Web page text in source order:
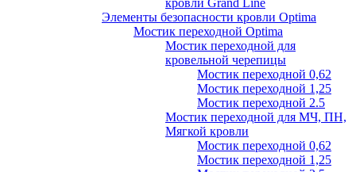
кровли Grand Line
Элементы безопасности кровли Optima
Мостик переходной Optima
Мостик переходной для
кровельной черепицы
Мостик переходной 0,62
Мостик переходной 1,25
Мостик переходной 2.5
Мостик переходной для МЧ, ПН,
Мягкой кровли
Мостик переходной 0,62
Мостик переходной 1,25